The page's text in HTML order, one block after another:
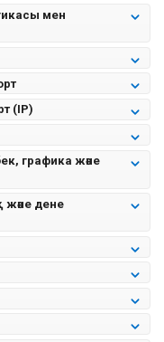
мен
(IP)
графика және
және дене